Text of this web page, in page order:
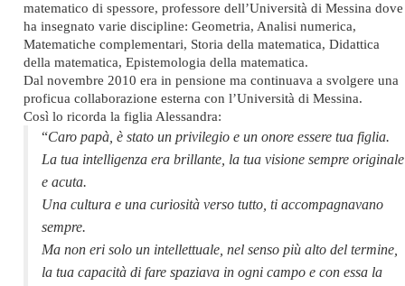
matematico di spessore, professore dell’Università di Messina dove
ha insegnato varie discipline: Geometria, Analisi numerica,
Matematiche complementari, Storia della matematica, Didattica
della matematica, Epistemologia della matematica.
Dal novembre 2010 era in pensione ma continuava a svolgere una
proficua collaborazione esterna con l’Università di Messina.
Così lo ricorda la figlia Alessandra:
“Caro papà, è stato un privilegio e un onore essere tua figlia.
La tua intelligenza era brillante, la tua visione sempre originale
e acuta.
Una cultura e una curiosità verso tutto, ti accompagnavano
sempre.
Ma non eri solo un intellettuale, nel senso più alto del termine,
la tua capacità di fare spaziava in ogni campo e con essa la